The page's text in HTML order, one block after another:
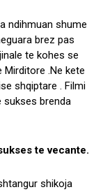
ndihmuan shume
brez pas
te kohes se
Mirditore .Ne kete
shqiptare . Filmi
sukses brenda
te vecante.
shikoja